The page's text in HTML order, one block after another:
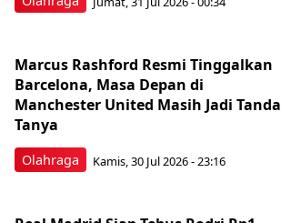
Olahraga
Marcus Rashford Resmi Tinggalkan
Barcelona, Masa Depan di
Manchester United Masih Jadi Tanda
Tanya
Kamis, 30 Jul 2026 - 23:16